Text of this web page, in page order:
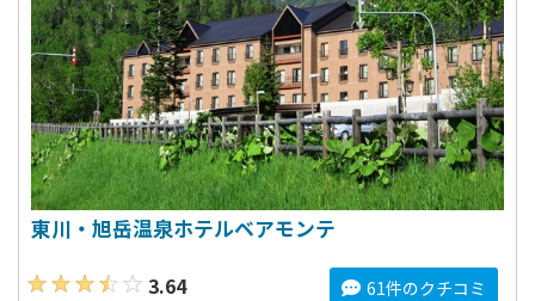
東川・旭岳温泉ホテルベアモンテ
3.64
61件のクチコミ